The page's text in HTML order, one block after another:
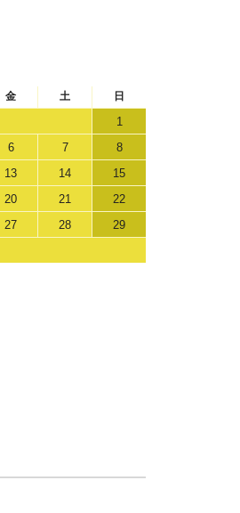
金 土 日
1
6 7
8
13 14
15
20 21
22
27 28
29